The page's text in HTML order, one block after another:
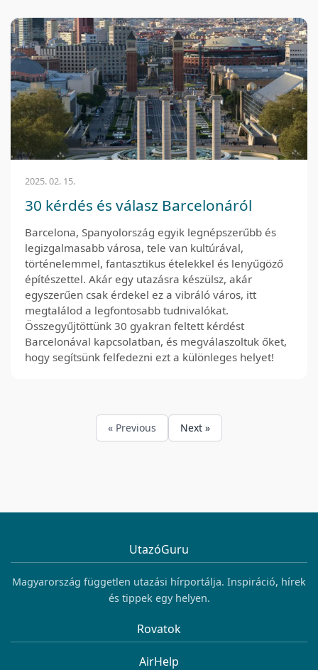
2025. 02. 15.
30 kérdés és válasz Barcelonáról
Barcelona, Spanyolország egyik legnépszerűbb és
legizgalmasabb városa, tele van kultúrával,
történelemmel, fantasztikus ételekkel és lenyűgöző
építészettel. Akár egy utazásra készülsz, akár
egyszerűen csak érdekel ez a vibráló város, itt
megtalálod a legfontosabb tudnivalókat.
Összegyűjtöttünk 30 gyakran feltett kérdést
Barcelonával kapcsolatban, és megválaszoltuk őket,
hogy segítsünk felfedezni ezt a különleges helyet!
« Previous Next »
UtazóGuru
Magyarország független utazási hírportálja. Inspiráció, hírek
és tippek egy helyen.
Rovatok
AirHelp